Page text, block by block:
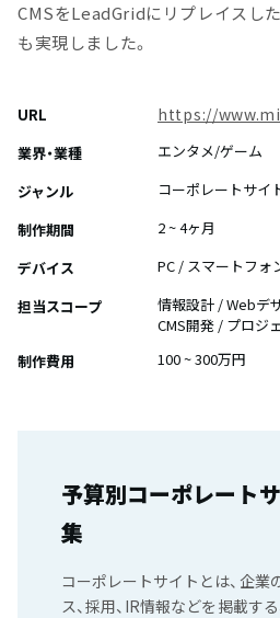
CMSをLeadGridにリプレイスし
も実現しました。
URL https://
業界・業種
エンタメ/ゲーム
ジャンル
コーポレートサイ
制作期間
2 ~ 4ヶ月
デバイス
PC / スマートフォ
担当スコープ
情報設計 / Webデ
CMS開発 / プロジ
制作費用
100 ~ 300万円
予算別コーポレート
集
コーポレートサイトとは、企業
ス、採用、IR情報などを掲載す